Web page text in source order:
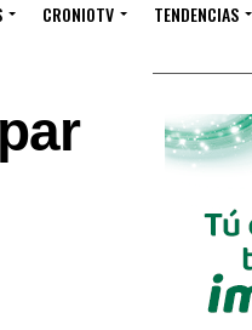
CRONIOTV TENDENCIAS